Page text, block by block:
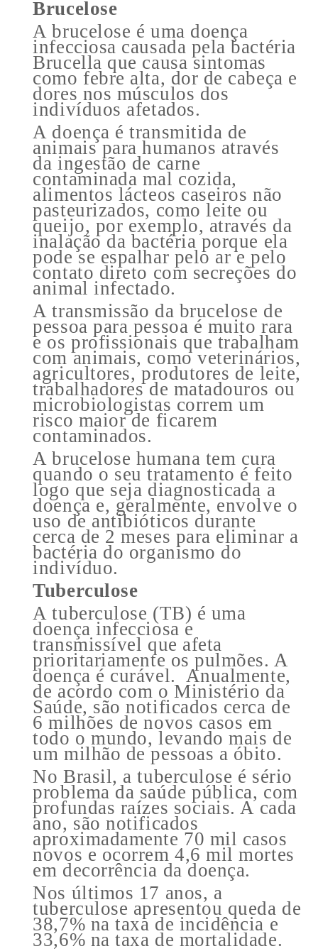
Brucelose
A brucelose é uma doença
infecciosa causada pela bactéria
Brucella que causa sintomas
como febre alta, dor de cabeça e
dores nos músculos dos
indivíduos afetados.
A doença é transmitida de
animais para humanos através
da ingestão de carne
contaminada mal cozida,
alimentos lácteos caseiros não
pasteurizados, como leite ou
queijo, por exemplo, através da
inalação da bactéria porque ela
pode se espalhar pelo ar e pelo
contato direto com secreções do
animal infectado.
A transmissão da brucelose de
pessoa para pessoa é muito rara
e os profissionais que trabalham
com animais, como veterinários,
agricultores, produtores de leite,
trabalhadores de matadouros ou
microbiologistas correm um
risco maior de ficarem
contaminados.
A brucelose humana tem cura
quando o seu tratamento é feito
logo que seja diagnosticada a
doença e, geralmente, envolve o
uso de antibióticos durante
cerca de 2 meses para eliminar a
bactéria do organismo do
indivíduo.
Tuberculose
A tuberculose (TB) é uma
doença infecciosa e
transmissível que afeta
prioritariamente os pulmões. A
doença é curável. Anualmente,
de acordo com o Ministério da
Saúde, são notificados cerca de
6 milhões de novos casos em
todo o mundo, levando mais de
um milhão de pessoas a óbito.
No Brasil, a tuberculose é sério
problema da saúde pública, com
profundas raízes sociais. A cada
ano, são notificados
aproximadamente 70 mil casos
novos e ocorrem 4,6 mil mortes
em decorrência da doença.
Nos últimos 17 anos, a
tuberculose apresentou queda de
38,7% na taxa de incidência e
33,6% na taxa de mortalidade.